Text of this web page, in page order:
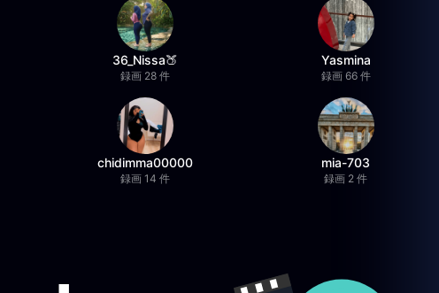
36_Nissa🍑
録画 28 件
Yasmina
録画 66 件
chidimma00000
録画 14 件
mia-703
録画 2 件